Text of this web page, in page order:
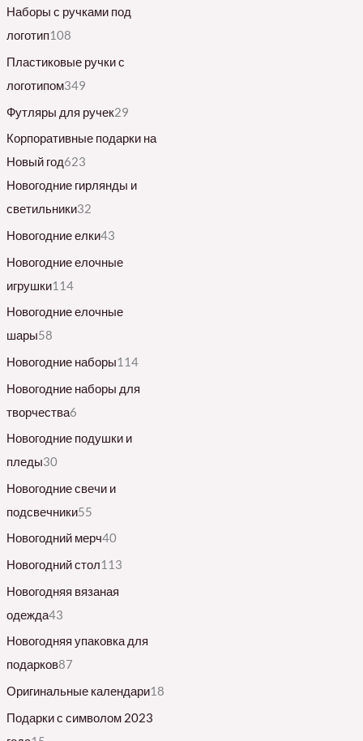
Наборы с ручками под
логотип108
Пластиковые ручки с
логотипом349
Футляры для ручек29
Корпоративные подарки на
Новый год623
Новогодние гирлянды и
светильники32
Новогодние елки43
Новогодние елочные
игрушки114
Новогодние елочные
шары58
Новогодние наборы114
Новогодние наборы для
творчества6
Новогодние подушки и
пледы30
Новогодние свечи и
подсвечники55
Новогодний мерч40
Новогодний стол113
Новогодняя вязаная
одежда43
Новогодняя упаковка для
подарков87
Оригинальные календари18
Подарки с символом 2023